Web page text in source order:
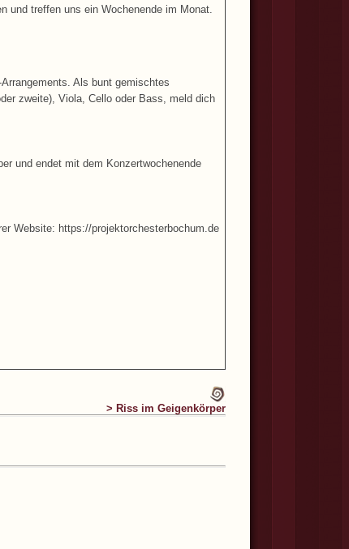
und treffen uns ein Wochenende im Monat.
Als bunt gemischtes
zweite), Viola, Cello oder Bass, meld dich
und endet mit dem Konzertwochenende
Website: https://projektorchesterbochum.de
> Riss im Geigenkörper